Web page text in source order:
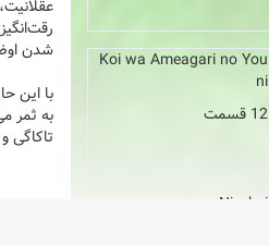
Koi wa Ameagari no You
ni
12 قسمت
Nisekoi
شدن
با این
به ثمر
تاکاگی